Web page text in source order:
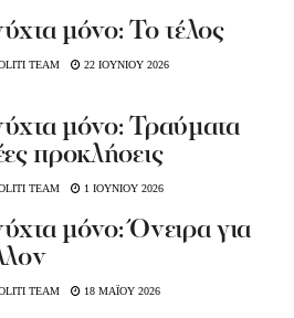
μόνο: Το τέλος
TEAM 22 ΙΟΥΝΙΟΥ 2026
μόνο: Τραύματα
προκλήσεις
TEAM 1 ΙΟΥΝΙΟΥ 2026
μόνο: Όνειρα για
TEAM 18 ΜΑΪΟΥ 2026